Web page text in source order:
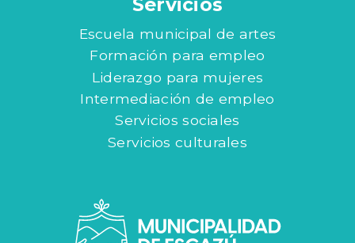
Servicios
Escuela municipal de artes
Formación para empleo
Liderazgo para mujeres
Intermediación de empleo
Servicios sociales
Servicios culturales